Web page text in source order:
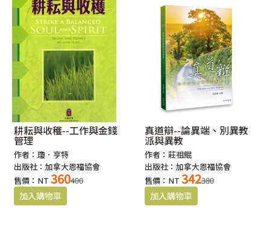
耕耘與收穫--工作與金錢
管理
作者：瓊．亨特
出版社：加拿大恩福協會
售價：NT 360400
真道辯--論異端、別異教
派與異教
作者：莊祖鯤
出版社：加拿大恩福協會
售價：NT 342380